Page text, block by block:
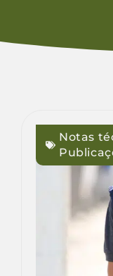
Notas